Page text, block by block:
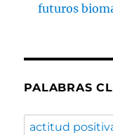
futuros
PALABRAS
actitud